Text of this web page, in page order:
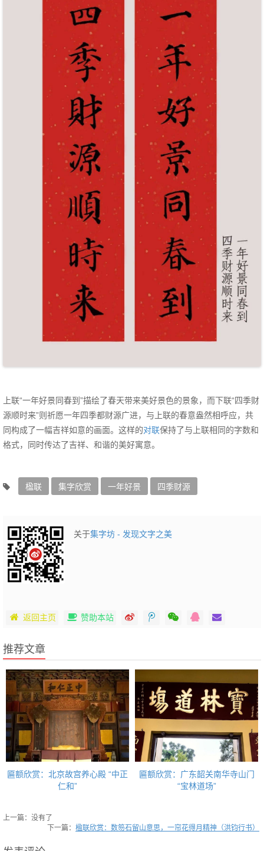
上联“一年好景同春到”描绘了春天带来美好景色的景象，而下联“四季财
源顺时来”则祈愿一年四季都财源广进，与上联的春意盎然相呼应，共
同构成了一幅吉祥如意的画面。这样的对联保持了与上联相同的字数和
格式，同时传达了吉祥、和谐的美好寓意。
楹联 集字欣赏 一年好景 四季财源
关于集字坊 - 发现文字之美
返回主页 赞助本站
推荐文章
匾额欣赏：北京故宫养心殿 “中正
仁和”
匾额欣赏：广东韶关南华寺山门
“宝林道场”
上一篇：没有了
下一篇： 楹联欣赏：数笏石留山意思，一帘花得月精神（洪钧行书）